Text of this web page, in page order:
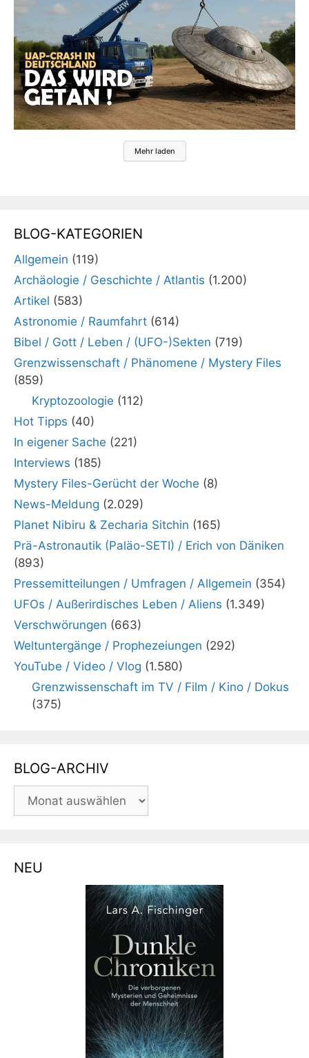
Mehr laden
BLOG-KATEGORIEN
Allgemein (119)
Archäologie / Geschichte / Atlantis (1.200)
Artikel (583)
Astronomie / Raumfahrt (614)
Bibel / Gott / Leben / (UFO-)Sekten (719)
Grenzwissenschaft / Phänomene / Mystery Files
(859)
Kryptozoologie (112)
Hot Tipps (40)
In eigener Sache (221)
Interviews (185)
Mystery Files-Gerücht der Woche (8)
News-Meldung (2.029)
Planet Nibiru & Zecharia Sitchin (165)
Prä-Astronautik (Paläo-SETI) / Erich von Däniken
(893)
Pressemitteilungen / Umfragen / Allgemein (354)
UFOs / Außerirdisches Leben / Aliens (1.349)
Verschwörungen (663)
Weltuntergänge / Prophezeiungen (292)
YouTube / Video / Vlog (1.580)
Grenzwissenschaft im TV / Film / Kino / Dokus
(375)
BLOG-ARCHIV
BLOG-
ARCHIV
NEU